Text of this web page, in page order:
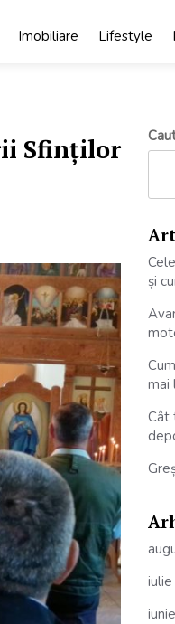
Imobiliare Lifestyle
Sfinților
și
mai
Cât